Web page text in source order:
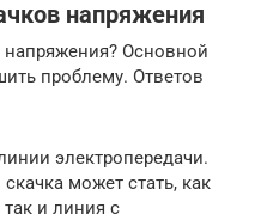
напряжения
Основной
проблему. Ответов
электропередачи.
может стать, как
и линия с